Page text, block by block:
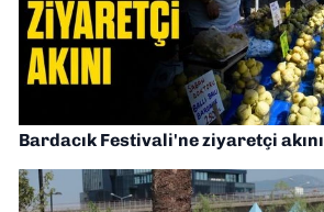
Bardacık Festivali'ne ziyaretçi akını